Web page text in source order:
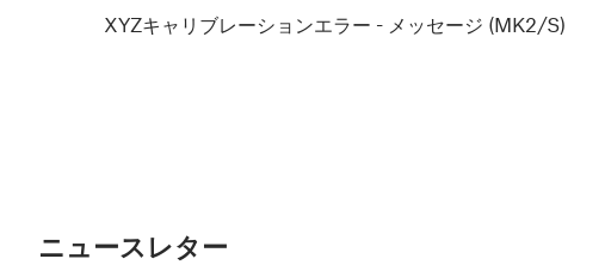
XYZキャリブレーションエラー - メッセージ (MK2/S)
ニュースレター